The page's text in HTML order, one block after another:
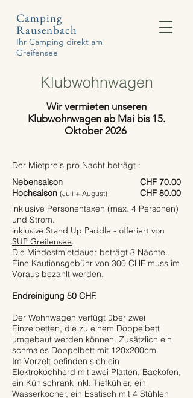
Camping
Rausenbach
Ihr Camping direkt am
Greifensee
Klubwohnwagen
Wir vermieten unseren
Klubwohnwagen ab Mai bis 15.
Oktober 2026
Der Mietpreis pro Nacht beträgt :
inklusive Personentaxen (max. 4 Personen)
und Strom.
inklusive Stand Up Paddle - offeriert von
SUP Greifensee.
Die Mindestmietdauer beträgt 3 Nächte.
Eine Kautionsgebühr von 300 CHF muss im
Voraus bezahlt werden.
Endreinigung 50 CHF.
Der Wohnwagen verfügt über zwei
Einzelbetten, die zu einem Doppelbett
umgebaut werden können. Zusätzlich ein
schmales Doppelbett mit 120x200cm.
Im Vorzelt befinden sich ein
Elektrokochherd mit zwei Platten, Backofen,
ein Kühlschrank inkl. Tiefkühler, ein
Wasserkocher, ein Esstisch mit 4 Stühlen
CHF 70.00
CHF 80.00
Nebensaison
Hochsaison (Juli + August)